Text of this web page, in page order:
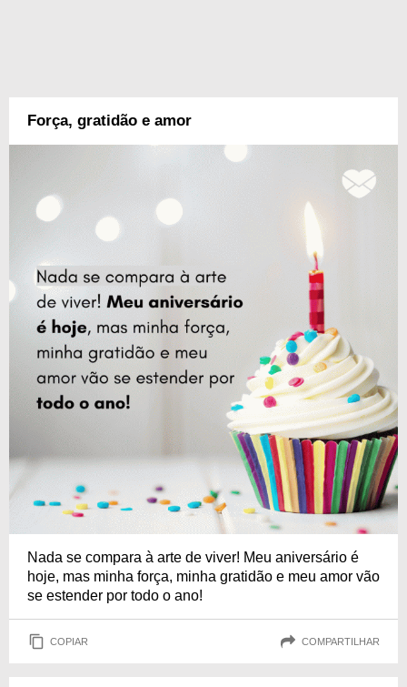
Força, gratidão e amor
Nada se compara à arte de viver! Meu aniversário é
hoje, mas minha força, minha gratidão e meu amor vão
se estender por todo o ano!
COPIAR COMPARTILHAR